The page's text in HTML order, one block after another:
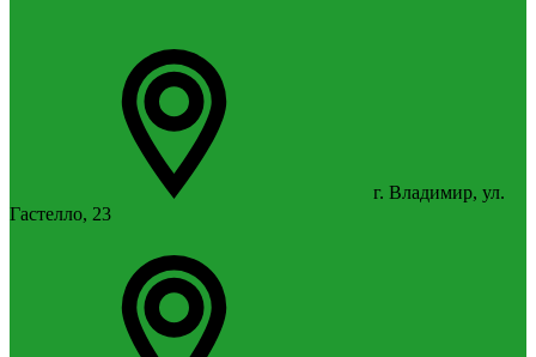
г. Владимир, ул.
Гастелло, 23